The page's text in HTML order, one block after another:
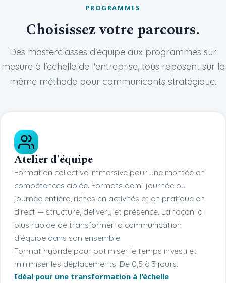
PROGRAMMES
Choisissez votre parcours.
Des masterclasses d'équipe aux programmes sur
mesure à l'échelle de l'entreprise, tous reposent sur la
même méthode pour communicants stratégique.
Atelier d'équipe
Formation collective immersive pour une montée en
compétences ciblée. Formats demi-journée ou
journée entière, riches en activités et en pratique en
direct — structure, delivery et présence. La façon la
plus rapide de transformer la communication
d'équipe dans son ensemble.
Format hybride pour optimiser le temps investi et
minimiser les déplacements. De 0,5 à 3 jours.
Idéal pour une transformation à l'échelle